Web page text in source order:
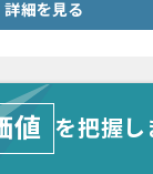
詳細を見る
値 を把握